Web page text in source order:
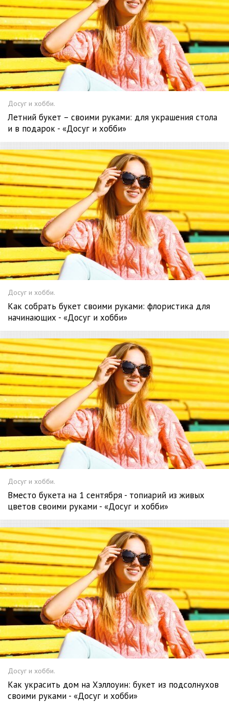
Досуг и хобби.
Летний букет – своими руками: для украшения стола
и в подарок - «Досуг и хобби»
Досуг и хобби.
Как собрать букет своими руками: флористика для
начинающих - «Досуг и хобби»
Досуг и хобби.
Вместо букета на 1 сентября - топиарий из живых
цветов своими руками - «Досуг и хобби»
Досуг и хобби.
Как украсить дом на Хэллоуин: букет из подсолнухов
своими руками - «Досуг и хобби»